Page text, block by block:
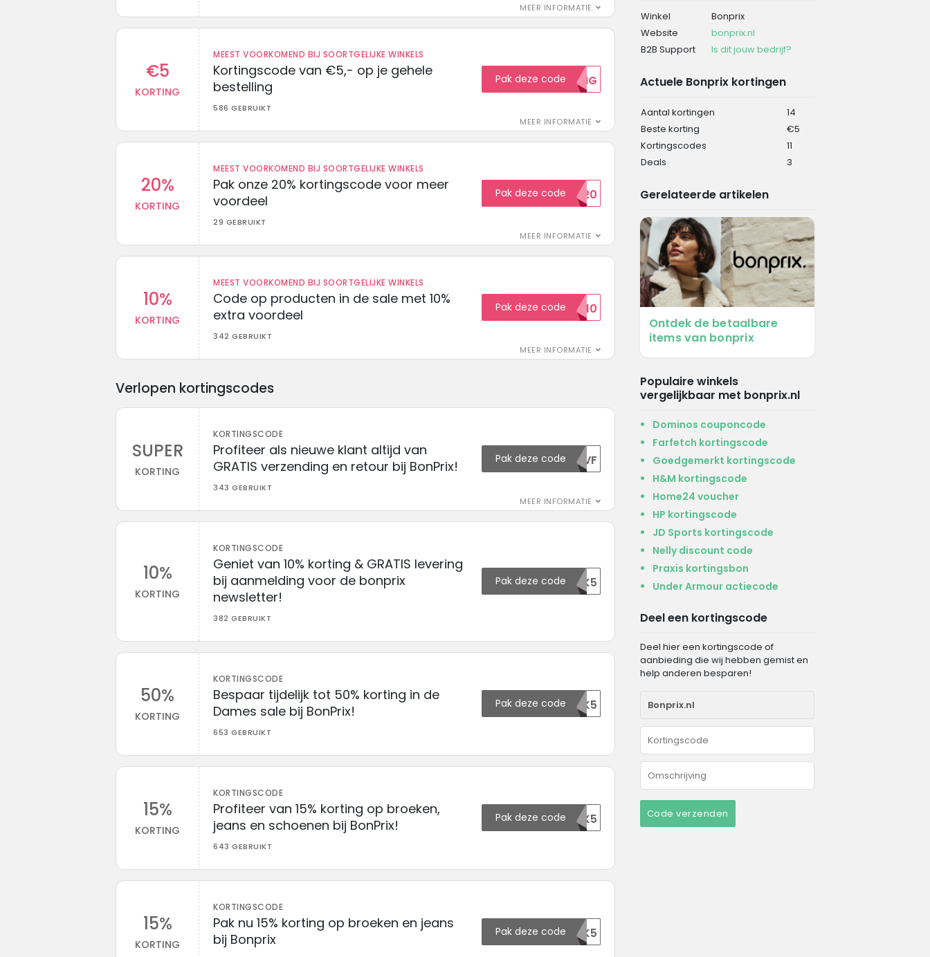
MEER INFORMATIE
€5
KORTING
MEEST VOORKOMEND BIJ SOORTGELIJKE WINKELS
Kortingscode van €5,- op je gehele
bestelling
586 GEBRUIKT
MEER INFORMATIE
Pak deze code5KORTING
20%
KORTING
MEEST VOORKOMEND BIJ SOORTGELIJKE WINKELS
Pak onze 20% kortingscode voor meer
voordeel
29 GEBRUIKT
MEER INFORMATIE
Pak deze codeEXTRA20
10%
KORTING
MEEST VOORKOMEND BIJ SOORTGELIJKE WINKELS
Code op producten in de sale met 10%
extra voordeel
342 GEBRUIKT
MEER INFORMATIE
Pak deze codeSALE10
Verlopen kortingscodes
SUPER
KORTING
KORTINGSCODE
Profiteer als nieuwe klant altijd van
GRATIS verzending en retour bij BonPrix!
343 GEBRUIKT
MEER INFORMATIE
Pak deze code V1VF
10%
KORTING
KORTINGSCODE
Geniet van 10% korting & GRATIS levering
bij aanmelding voor de bonprix
newsletter!
382 GEBRUIKT
Pak deze code
174220OTK5
50%
KORTING
KORTINGSCODE
Bespaar tijdelijk tot 50% korting in de
Dames sale bij BonPrix!
653 GEBRUIKT
Pak deze code
163606OTK5
15%
KORTING
KORTINGSCODE
Profiteer van 15% korting op broeken,
jeans en schoenen bij BonPrix!
643 GEBRUIKT
Pak deze code
137630OTK5
15%
KORTING
KORTINGSCODE
Pak nu 15% korting op broeken en jeans
bij Bonprix
Pak deze code
131293OTK5
Winkel
Bonprix
Website
bonprix.nl
B2B Support
Is dit jouw bedrijf?
Actuele Bonprix kortingen
Aantal kortingen
14
Beste korting
€5
Kortingscodes
11
Deals
3
Gerelateerde artikelen
Ontdek de betaalbare
items van bonprix
Populaire winkels
vergelijkbaar met bonprix.nl
Dominos couponcode
Farfetch kortingscode
Goedgemerkt kortingscode
H&M kortingscode
Home24 voucher
HP kortingscode
JD Sports kortingscode
Nelly discount code
Praxis kortingsbon
Under Armour actiecode
Deel een kortingscode
Deel hier een kortingscode of
aanbieding die wij hebben gemist en
help anderen besparen!
Code verzenden